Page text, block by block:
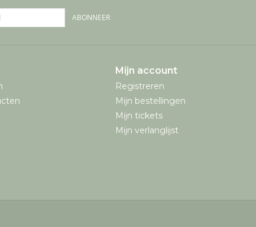
ABONNEER
Mijn account
Registreren
Mijn bestellingen
Mijn tickets
Mijn verlanglijst